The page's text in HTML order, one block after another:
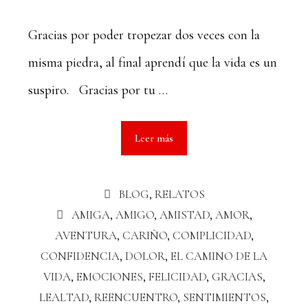
Gracias por poder tropezar dos veces con la
misma piedra, al final aprendí que la vida es un
suspiro. Gracias por tu …
Leer más
BLOG,RELATOS
AMIGA,AMIGO,AMISTAD,AMOR,
AVENTURA, CARIÑO, COMPLICIDAD,
CONFIDENCIA, DOLOR, EL CAMINO DE LA
VIDA, EMOCIONES, FELICIDAD, GRACIAS,
LEALTAD, REENCUENTRO, SENTIMIENTOS,